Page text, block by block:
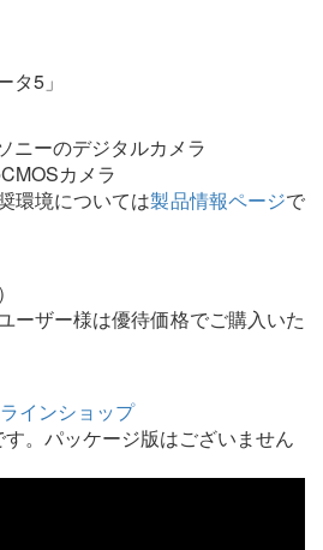
タ5」
ニーのデジタルカメラ
カメラ
環境については製品情報ページで
ーザー様は優待価格でご購入いた
インショップ
。パッケージ版はございません